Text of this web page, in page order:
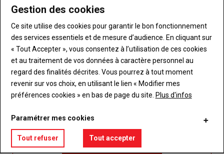
Sous-
titre
Vous êtes abonné(e)
TITRE IDENTIFIEZ-VOUS
Body
Connectez-vous à votre compte pour profiter
de votre abonnement
un
nouveau
"Réinitialiser
votre
Lien
Je me connecte
Gestion des cookies
Ce site utilise des cookies pour garantir le bon fonctionnement
des services essentiels et de mesure d’audience. En cliquant sur
« Tout Accepter », vous consentez à l’utilisation de ces cookies
et au traitement de vos données à caractère personnel au
regard des finalités décrites. Vous pourrez à tout moment
revenir sur vos choix, en utilisant le lien « Modifier mes
préférences cookies » en bas de page du site. Plus d'infos
Paramétrer mes cookies
Tout refuser Tout accepter